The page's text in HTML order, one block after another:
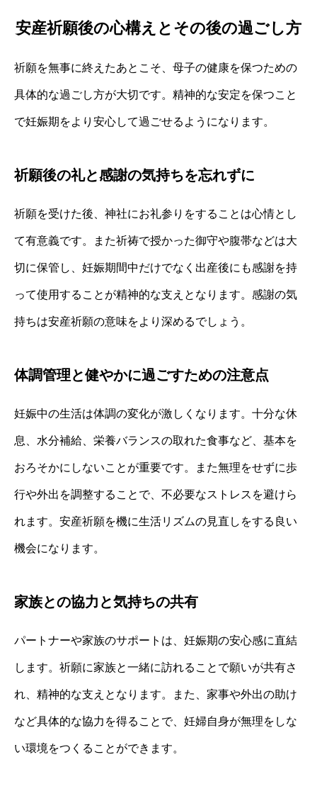
安産祈願後の心構えとその後の過ごし方
祈願を無事に終えたあとこそ、母子の健康を保つための
具体的な過ごし方が大切です。精神的な安定を保つこと
で妊娠期をより安心して過ごせるようになります。
祈願後の礼と感謝の気持ちを忘れずに
祈願を受けた後、神社にお礼参りをすることは心情とし
て有意義です。また祈祷で授かった御守や腹帯などは大
切に保管し、妊娠期間中だけでなく出産後にも感謝を持
って使用することが精神的な支えとなります。感謝の気
持ちは安産祈願の意味をより深めるでしょう。
体調管理と健やかに過ごすための注意点
妊娠中の生活は体調の変化が激しくなります。十分な休
息、水分補給、栄養バランスの取れた食事など、基本を
おろそかにしないことが重要です。また無理をせずに歩
行や外出を調整することで、不必要なストレスを避けら
れます。安産祈願を機に生活リズムの見直しをする良い
機会になります。
家族との協力と気持ちの共有
パートナーや家族のサポートは、妊娠期の安心感に直結
します。祈願に家族と一緒に訪れることで願いが共有さ
れ、精神的な支えとなります。また、家事や外出の助け
など具体的な協力を得ることで、妊婦自身が無理をしな
い環境をつくることができます。